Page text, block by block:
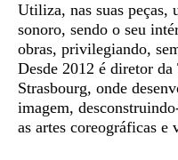
Utiliza, nas suas peças,
sonoro, sendo o seu
obras, privilegiando,
Desde 2012 é diretor
Strasbourg, onde
imagem,
as artes coreográficas e